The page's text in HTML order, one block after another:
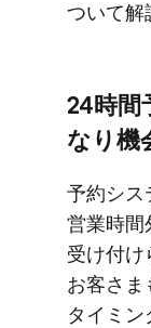
ついて​解
24時間
なり機
予約シス
営業時間
受け付け
お客さま
タイミ